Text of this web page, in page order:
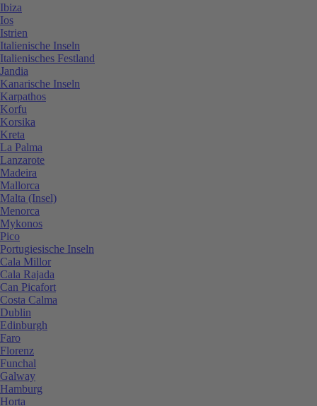
Ibiza
Ios
Istrien
Italienische Inseln
Italienisches Festland
Jandia
Kanarische Inseln
Karpathos
Korfu
Korsika
Kreta
La Palma
Lanzarote
Madeira
Mallorca
Malta (Insel)
Menorca
Mykonos
Pico
Portugiesische Inseln
Cala Millor
Cala Rajada
Can Picafort
Costa Calma
Dublin
Edinburgh
Faro
Florenz
Funchal
Galway
Hamburg
Horta